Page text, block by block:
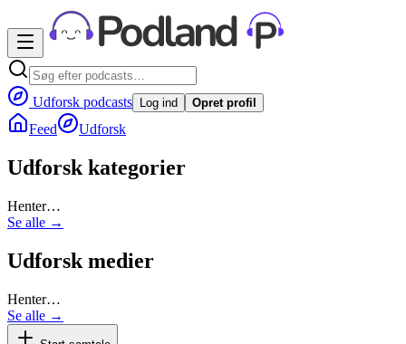
Udforsk podcasts Log ind Opret profil
Feed Udforsk
Udforsk kategorier
Henter…
Se alle →
Udforsk medier
Henter…
Se alle →